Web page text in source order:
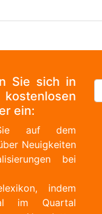
Sie sich in
ein:
auf dem
Neuigkeiten
bei
indem
im Quartal